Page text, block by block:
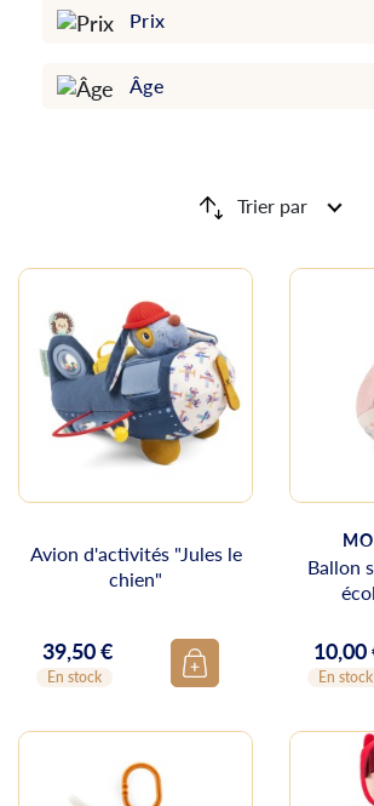
Prix
Âge
Trier par
Avion d'activités "Jules le
chien"
Prix
39,50 €
En stock
Ballon
Prix
10,00
En stock